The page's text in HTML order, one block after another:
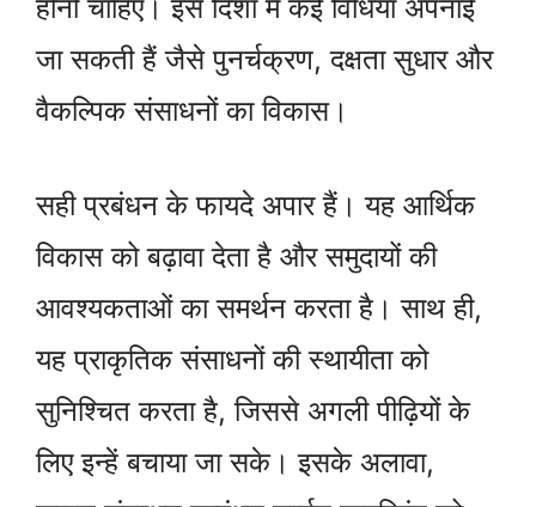
होनी चाहिए। इस दिशा में कई विधियाँ अपनाई
जा सकती हैं जैसे पुनर्चक्रण, दक्षता सुधार और
वैकल्पिक संसाधनों का विकास।
सही प्रबंधन के फायदे अपार हैं। यह आर्थिक
विकास को बढ़ावा देता है और समुदायों की
आवश्यकताओं का समर्थन करता है। साथ ही,
यह प्राकृतिक संसाधनों की स्थायीता को
सुनिश्चित करता है, जिससे अगली पीढ़ियों के
लिए इन्हें बचाया जा सके। इसके अलावा,